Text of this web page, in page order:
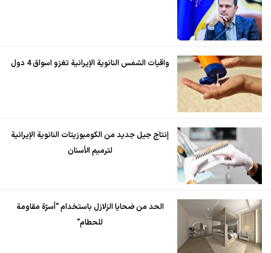
واقيات الشمس النانوية الإيرانية تغزو اسواق 4 دول
إنتاج جيل جديد من الكومبوزيتات النانوية الإيرانية
لترميم الأسنان
الحد من ضحايا الزلازل باستخدام "أسرّة مقاومة
للحطام"